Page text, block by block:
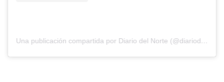
Una publicación compartida por Diario del Norte (@diariodelnorte)